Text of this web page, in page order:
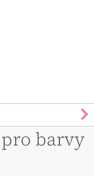
barvy